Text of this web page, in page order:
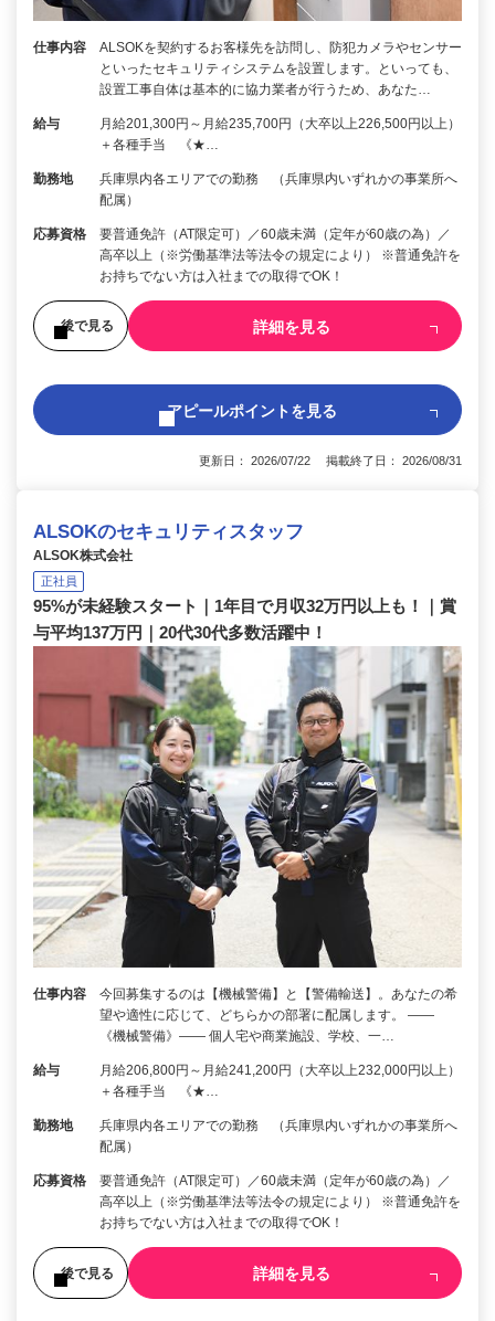
仕事内容
ALSOKを契約するお客様先を訪問し、防犯カメラやセンサー
といったセキュリティシステムを設置します。といっても、
設置工事自体は基本的に協力業者が行うため、あなた…
給与
月給201,300円～月給235,700円（大卒以上226,500円以上）
＋各種手当 《★…
勤務地
兵庫県内各エリアでの勤務 （兵庫県内いずれかの事業所へ
配属）
応募資格
要普通免許（AT限定可）／60歳未満（定年が60歳の為）／
高卒以上（※労働基準法等法令の規定により） ※普通免許を
お持ちでない方は入社までの取得でOK！
後で見る 詳細を見る
アピールポイントを見る
更新日： 2026/07/22 掲載終了日： 2026/08/31
ALSOKのセキュリティスタッフ
ALSOK株式会社
正社員
95%が未経験スタート｜1年目で月収32万円以上も！｜賞
与平均137万円｜20代30代多数活躍中！
仕事内容
今回募集するのは【機械警備】と【警備輸送】。あなたの希
望や適性に応じて、どちらかの部署に配属します。 ――
《機械警備》―― 個人宅や商業施設、学校、一…
給与
月給206,800円～月給241,200円（大卒以上232,000円以上）
＋各種手当 《★…
勤務地
兵庫県内各エリアでの勤務 （兵庫県内いずれかの事業所へ
配属）
応募資格
要普通免許（AT限定可）／60歳未満（定年が60歳の為）／
高卒以上（※労働基準法等法令の規定により） ※普通免許を
お持ちでない方は入社までの取得でOK！
後で見る 詳細を見る